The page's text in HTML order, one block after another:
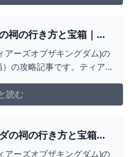
祠の行き方と宝箱｜ラ
ティアーズオブザキン
アーズオブザキングダム)の
の攻略記事です。ティア
読む
の祠の行き方と宝箱｜
説ティアーズオブザキ
アーズオブザキングダム)の